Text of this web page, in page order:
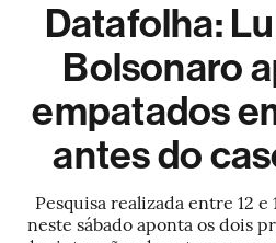
Datafolha:
Bolsonaro
empatados
antes do
Pesquisa realizada entre 12
neste sábado aponta os dois